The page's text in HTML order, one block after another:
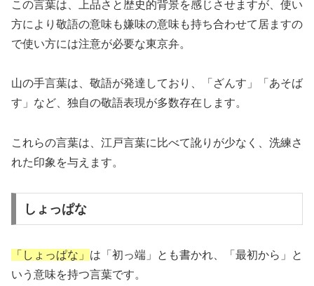
この言葉は、上品さと歴史的背景を感じさせますが、使い
方により敬語の意味も嫌味の意味も持ち合わせて居ますの
で使い方には注意が必要な東京弁。
山の手言葉は、敬語が発達しており、「ざんす」「あそば
す」など、独自の敬語表現が多数存在します。
これらの言葉は、江戸言葉に比べて訛りが少なく、洗練さ
れた印象を与えます。
しょっぱな
「しょっぱな」 は「初っ端」とも書かれ、「最初から」と
いう意味を持つ言葉です。